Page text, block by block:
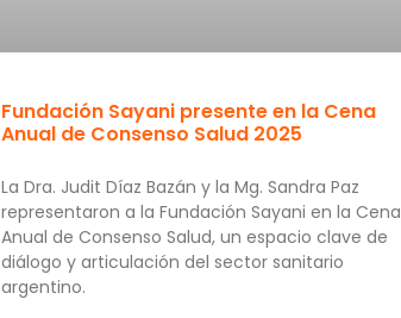
Fundación Sayani presente en la Cena
Anual de Consenso Salud 2025
La Dra. Judit Díaz Bazán y la Mg. Sandra Paz
representaron a la Fundación Sayani en la Cena
Anual de Consenso Salud, un espacio clave de
diálogo y articulación del sector sanitario
argentino.